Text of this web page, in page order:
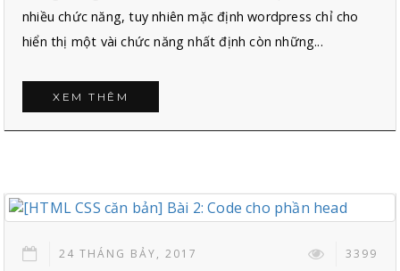
nhiều chức năng, tuy nhiên mặc định wordpress chỉ cho
hiển thị một vài chức năng nhất định còn những...
XEM THÊM
24 THÁNG BẢY, 2017 3399